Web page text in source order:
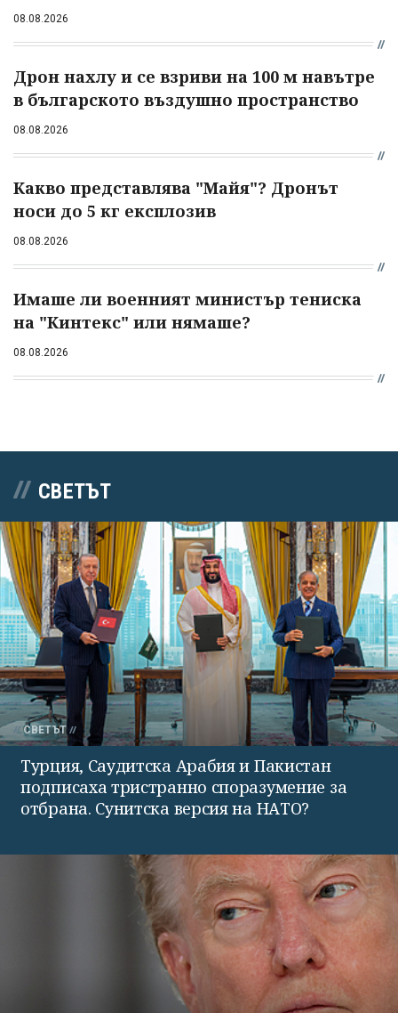
08.08.2026
Дрон нахлу и се взриви на 100 м навътре
в българското въздушно пространство
08.08.2026
Какво представлява "Майя"? Дронът
носи до 5 кг експлозив
08.08.2026
Имаше ли военният министър тениска
на "Кинтекс" или нямаше?
08.08.2026
СВЕТЪТ
СВЕТЪТ
Турция, Саудитска Арабия и Пакистан
подписаха тристранно споразумение за
отбрана. Сунитска версия на НАТО?